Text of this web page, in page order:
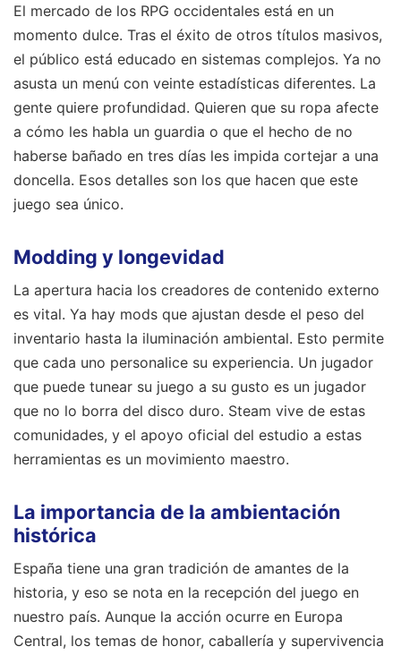
El mercado de los RPG occidentales está en un
momento dulce. Tras el éxito de otros títulos masivos,
el público está educado en sistemas complejos. Ya no
asusta un menú con veinte estadísticas diferentes. La
gente quiere profundidad. Quieren que su ropa afecte
a cómo les habla un guardia o que el hecho de no
haberse bañado en tres días les impida cortejar a una
doncella. Esos detalles son los que hacen que este
juego sea único.
Modding y longevidad
La apertura hacia los creadores de contenido externo
es vital. Ya hay mods que ajustan desde el peso del
inventario hasta la iluminación ambiental. Esto permite
que cada uno personalice su experiencia. Un jugador
que puede tunear su juego a su gusto es un jugador
que no lo borra del disco duro. Steam vive de estas
comunidades, y el apoyo oficial del estudio a estas
herramientas es un movimiento maestro.
La importancia de la ambientación
histórica
España tiene una gran tradición de amantes de la
historia, y eso se nota en la recepción del juego en
nuestro país. Aunque la acción ocurre en Europa
Central, los temas de honor, caballería y supervivencia